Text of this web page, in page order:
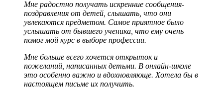
Мне радостно получать искренние сообщения-
поздравления от детей, слышать, что они
увлекаются предметом. Самое приятное было
услышать от бывшего ученика, что ему очень
помог мой курс в выборе профессии.
Мне больше всего хочется открыток и
пожеланий, написанных детьми. В онлайн-школе
это особенно важно и вдохновляюще. Хотела бы в
настоящем письме их получить.